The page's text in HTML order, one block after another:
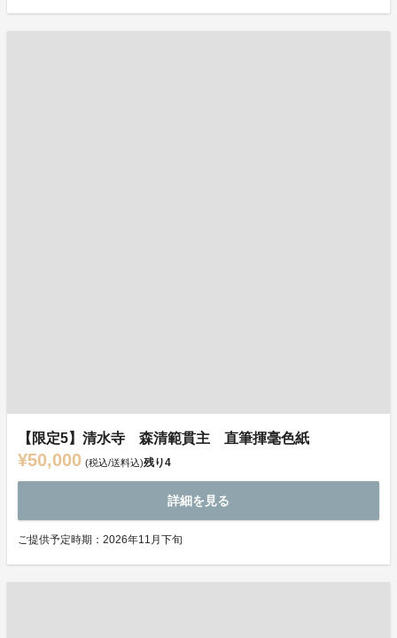
【限定5】清水寺 森清範貫主 直筆揮毫色紙
¥50,000 (税込/送料込)残り4
詳細を見る
ご提供予定時期：2026年11月下旬